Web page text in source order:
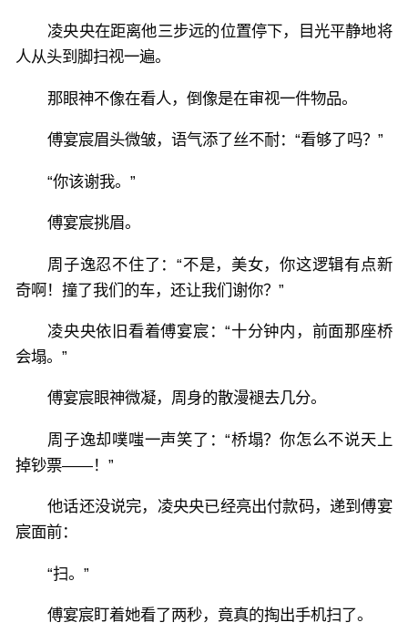
凌央央在距离他三步远的位置停下，目光平静地将
人从头到脚扫视一遍。
那眼神不像在看人，倒像是在审视一件物品。
傅宴宸眉头微皱，语气添了丝不耐：“看够了吗？”
“你该谢我。”
傅宴宸挑眉。
周子逸忍不住了：“不是，美女，你这逻辑有点新
奇啊！撞了我们的车，还让我们谢你？”
凌央央依旧看着傅宴宸：“十分钟内，前面那座桥
会塌。”
傅宴宸眼神微凝，周身的散漫褪去几分。
周子逸却噗嗤一声笑了：“桥塌？你怎么不说天上
掉钞票——！”
他话还没说完，凌央央已经亮出付款码，递到傅宴
宸面前：
“扫。”
傅宴宸盯着她看了两秒，竟真的掏出手机扫了。